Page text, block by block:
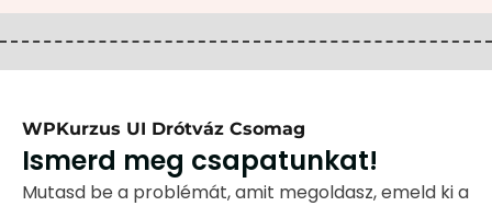
WPKurzus UI Drótváz Csomag
Ismerd meg csapatunkat!
Mutasd be a problémát, amit megoldasz, emeld ki a